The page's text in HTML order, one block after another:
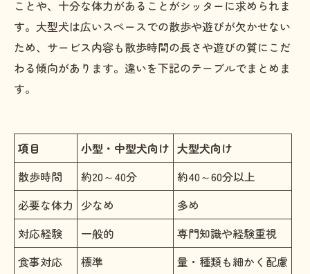
ことや、十分な体力があることがシッターに求められま
す。大型犬は広いスペースでの散歩や遊びが欠かせない
ため、サービス内容も散歩時間の長さや遊びの質にこだ
わる傾向があります。違いを下記のテーブルでまとめま
す。
項目 小型・中型犬向け 大型犬向け
散歩時間
約20～40分
約40～60分以上
必要な体力 少なめ
多め
対応経験
一般的
専門知識や経験重視
食事対応
標準 量・種類も細かく配慮